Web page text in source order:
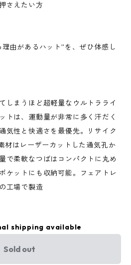
さえたい方
由があるハット”を、ぜひ体感し
しまうほど超軽量なウルトラライ
トは、運動量が非常に多く汗だく
気性と快適さを最優先。リサイク
材はレーザーカットした通気孔か
で柔軟なつばはコンパクトに丸め
ケットにも収納可能。フェアトレ
工場で製造
shipping available
Sold out